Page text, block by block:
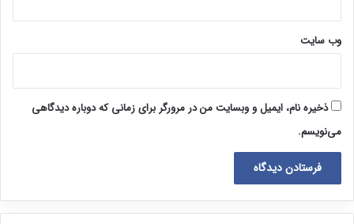
وب‌ سایت
ذخیره نام، ایمیل و وبسایت من در مرورگر برای زمانی که دوباره دیدگاهی
می‌نویسم.